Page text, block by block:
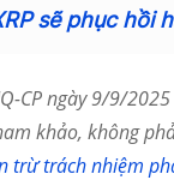
sẽ phục hồi
CP ngày 9/9/
khảo, không
trừ trách nhiệm